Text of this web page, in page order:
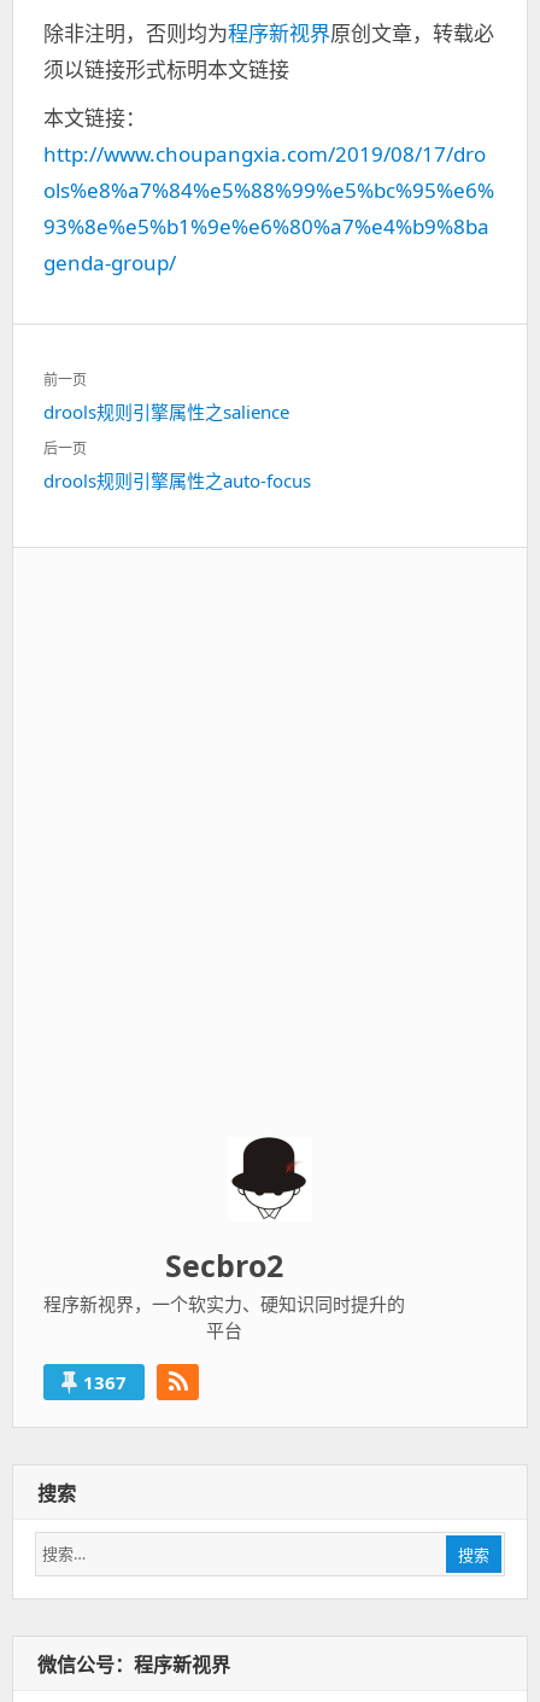
除非注明，否则均为程序新视界原创文章，转载必
须以链接形式标明本文链接
本文链接：
http://www.choupangxia.com/2019/08/17/dro
ols%e8%a7%84%e5%88%99%e5%bc%95%e6%
93%8e%e5%b1%9e%e6%80%a7%e4%b9%8ba
genda-group/
文
章
导
航
前一页
上
一
drools规则引擎属性之salience
后一页
下
drools规则引擎属性之auto-focus
Secbro2
程序新视界，一个软实力、硬知识同时提升的
平台
1367
搜索
搜
索：
搜索
微信公号：程序新视界